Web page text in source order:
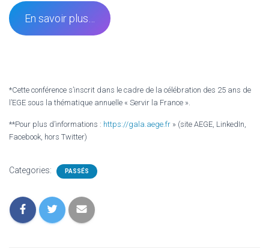
En savoir plus…
*Cette conférence s’inscrit dans le cadre de la célébration des 25 ans de
l’EGE sous la thématique annuelle « Servir la France ».
**Pour plus d’informations : https://gala.aege.fr » (site AEGE, LinkedIn,
Facebook, hors Twitter)
Categories: PASSÉS